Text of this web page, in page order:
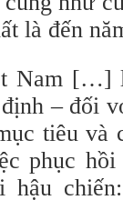
là đến
Nam […]
– đối
tiêu và
phục